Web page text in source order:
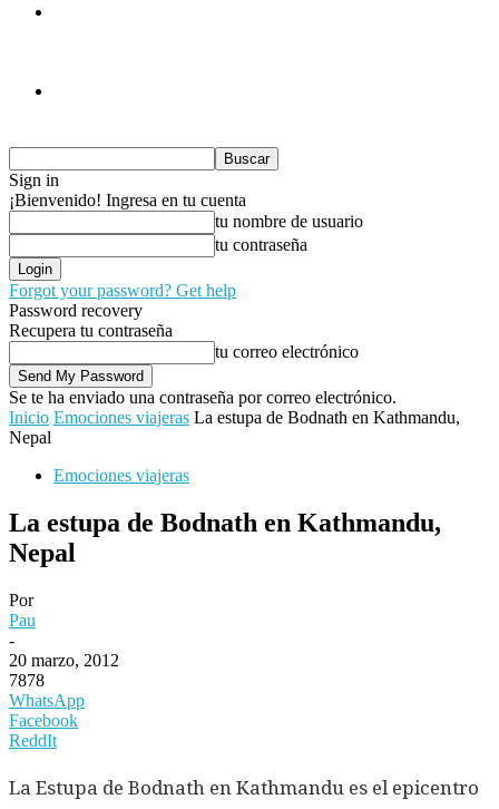
Sign in
¡Bienvenido! Ingresa en tu cuenta
tu nombre de usuario
tu contraseña
Forgot your password? Get help
Password recovery
Recupera tu contraseña
tu correo electrónico
Se te ha enviado una contraseña por correo electrónico.
Inicio Emociones viajeras La estupa de Bodnath en Kathmandu,
Nepal
Emociones viajeras
La estupa de Bodnath en Kathmandu,
Nepal
Por
Pau
-
20 marzo, 2012
7878
WhatsApp
Facebook
ReddIt
La Estupa de Bodnath en Kathmandu es el epicentro